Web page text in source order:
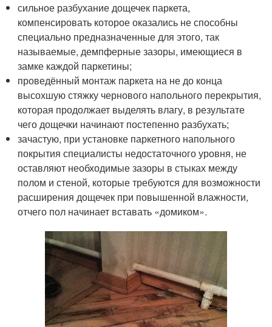
сильное разбухание дощечек паркета,
компенсировать которое оказались не способны
специально предназначенные для этого, так
называемые, демпферные зазоры, имеющиеся в
замке каждой паркетины;
проведённый монтаж паркета на не до конца
высохшую стяжку чернового напольного перекрытия,
которая продолжает выделять влагу, в результате
чего дощечки начинают постепенно разбухать;
зачастую, при установке паркетного напольного
покрытия специалисты недостаточного уровня, не
оставляют необходимые зазоры в стыках между
полом и стеной, которые требуются для возможности
расширения дощечек при повышенной влажности,
отчего пол начинает вставать «домиком».